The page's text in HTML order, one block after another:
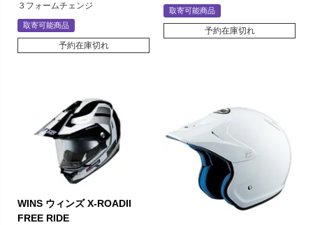
３フォームチェンジ
取寄可能商品
予約在庫切れ
取寄可能商品
予約在庫切れ
WINS ウィンズ X-ROADII
FREE RIDE